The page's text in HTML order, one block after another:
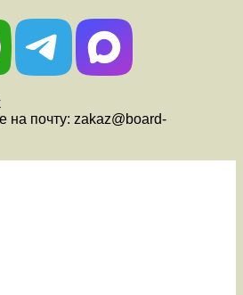
на почту: zakaz@board-